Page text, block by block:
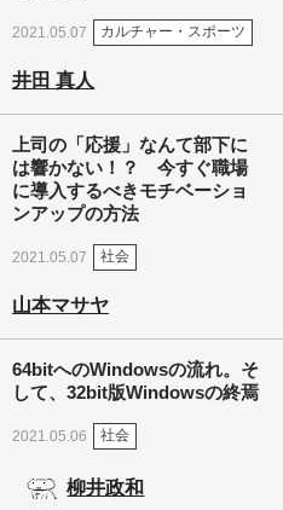
2021.05.07 カルチャー・スポーツ
井田 真人
上司の「応援」なんて部下に
は響かない！？ 今すぐ職場
に導入するべきモチベーショ
ンアップの方法
2021.05.07 社会
山本マサヤ
64bitへのWindowsの流れ。そ
して、32bit版Windowsの終焉
2021.05.06 社会
柳井政和